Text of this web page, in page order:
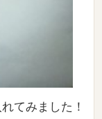
てみました！